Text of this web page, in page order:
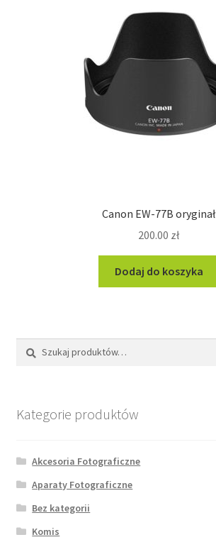
Canon EW-77B oryginał
200.00 zł
Dodaj do koszyka
Szukaj:
Szukaj
Kategorie produktów
Akcesoria Fotograficzne
Aparaty Fotograficzne
Bez kategorii
Komis